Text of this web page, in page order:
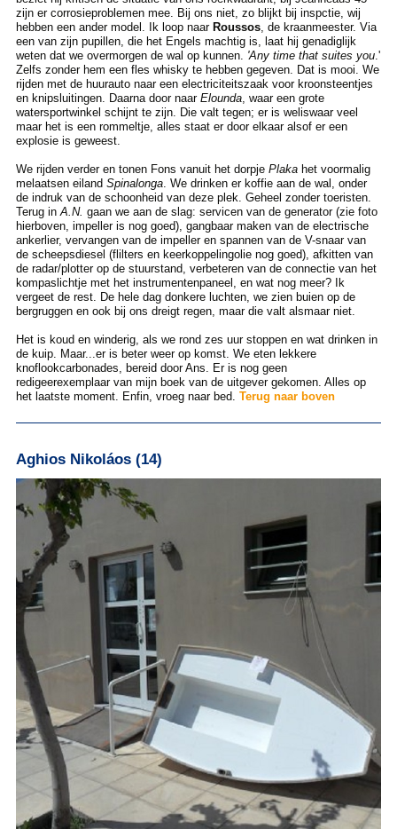
zijn er corrosieproblemen mee. Bij ons niet, zo blijkt bij inspctie, wij
hebben een ander model. Ik loop naar Roussos, de kraanmeester. Via
een van zijn pupillen, die het Engels machtig is, laat hij genadiglijk
weten dat we overmorgen de wal op kunnen. 'Any time that suites you.'
Zelfs zonder hem een fles whisky te hebben gegeven. Dat is mooi. We
rijden met de huurauto naar een electriciteitszaak voor kroonsteentjes
en knipsluitingen. Daarna door naar Elounda, waar een grote
watersportwinkel schijnt te zijn. Die valt tegen; er is weliswaar veel
maar het is een rommeltje, alles staat er door elkaar alsof er een
explosie is geweest.
We rijden verder en tonen Fons vanuit het dorpjePlakahet voormalig
melaatsen eiland Spinalonga. We drinken er koffie aan de wal, onder
de indruk van de schoonheid van deze plek. Geheel zonder toeristen.
Terug inA.N. gaan we aan de slag: servicen van de generator (zie foto
hierboven, impeller is nog goed), gangbaar maken van de electrische
ankerlier, vervangen van de impeller en spannen van de V-snaar van
de scheepsdiesel (flilters en keerkoppelingolie nog goed), afkitten van
de radar/plotter op de stuurstand, verbeteren van de connectie van het
kompaslichtje met het instrumentenpaneel, en wat nog meer? Ik
vergeet de rest. De hele dag donkere luchten, we zien buien op de
bergruggen en ook bij ons dreigt regen, maar die valt alsmaar niet.
Het is koud en winderig, als we rond zes uur stoppen en wat drinken in
de kuip. Maar...er is beter weer op komst. We eten lekkere
knoflookcarbonades, bereid door Ans. Er is nog geen
redigeerexemplaar van mijn boek van de uitgever gekomen. Alles op
het laatste moment. Enfin, vroeg naar bed. Terug naar boven
Aghios Nikoláos (14)